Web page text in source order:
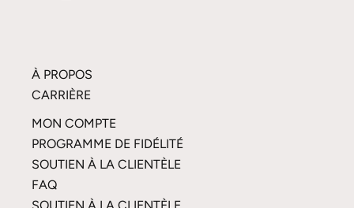
À PROPOS
CARRIÈRE
MON COMPTE
PROGRAMME DE FIDÉLITÉ
SOUTIEN À LA CLIENTÈLE
FAQ